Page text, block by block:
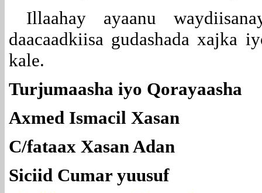
Illaahay ayaanu
daacaadkiisa gudashada xajka
kale.
Turjumaasha iyo Qorayaasha
Axmed Ismacil Xasan
C/fataax Xasan Adan
Siciid Cumar yuusuf